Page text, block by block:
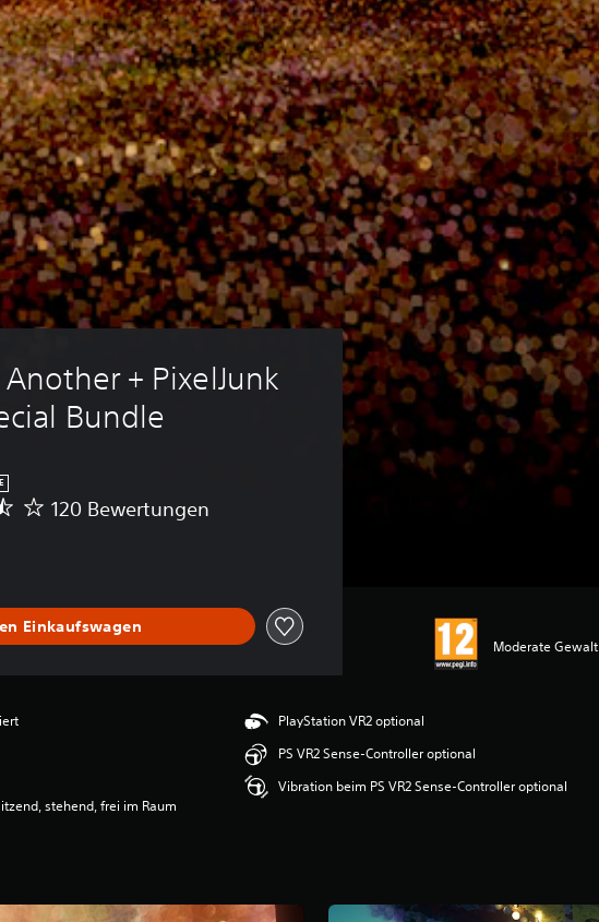
+ PixelJunk
Bundle
120 Bewertungen
Einkaufswagen
Moderate Gewalt
stehend, frei im Raum
PlayStation VR2 optional
PS VR2 Sense-Controller optional
Vibration beim PS VR2 Sense-Controller optional